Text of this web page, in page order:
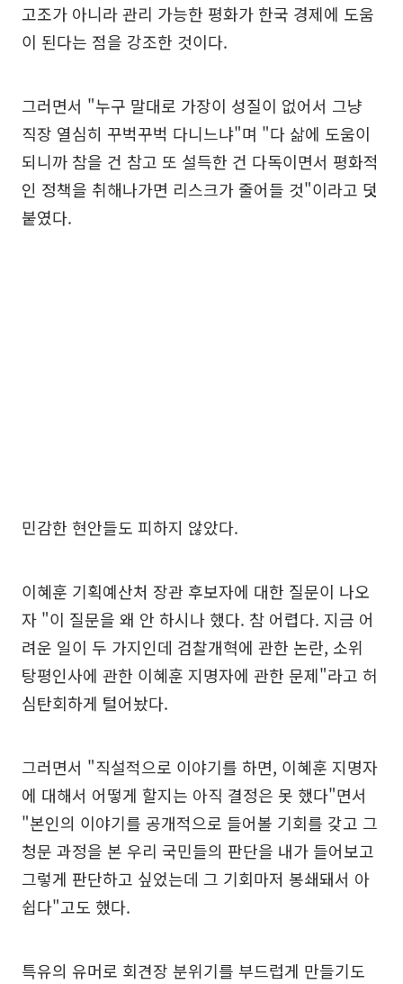
고조가 아니라 관리 가능한 평화가 한국 경제에 도움
이 된다는 점을 강조한 것이다.
그러면서 "누구 말대로 가장이 성질이 없어서 그냥
직장 열심히 꾸벅꾸벅 다니느냐"며 "다 삶에 도움이
되니까 참을 건 참고 또 설득한 건 다독이면서 평화적
인 정책을 취해나가면 리스크가 줄어들 것"이라고 덧
붙였다.
민감한 현안들도 피하지 않았다.
이혜훈 기획예산처 장관 후보자에 대한 질문이 나오
자 "이 질문을 왜 안 하시나 했다. 참 어렵다. 지금 어
려운 일이 두 가지인데 검찰개혁에 관한 논란, 소위
탕평인사에 관한 이혜훈 지명자에 관한 문제"라고 허
심탄회하게 털어놨다.
그러면서 "직설적으로 이야기를 하면, 이혜훈 지명자
에 대해서 어떻게 할지는 아직 결정은 못 했다"면서
"본인의 이야기를 공개적으로 들어볼 기회를 갖고 그
청문 과정을 본 우리 국민들의 판단을 내가 들어보고
그렇게 판단하고 싶었는데 그 기회마저 봉쇄돼서 아
쉽다"고도 했다.
특유의 유머로 회견장 분위기를 부드럽게 만들기도